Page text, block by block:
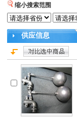
缩小搜索范围
供应信息